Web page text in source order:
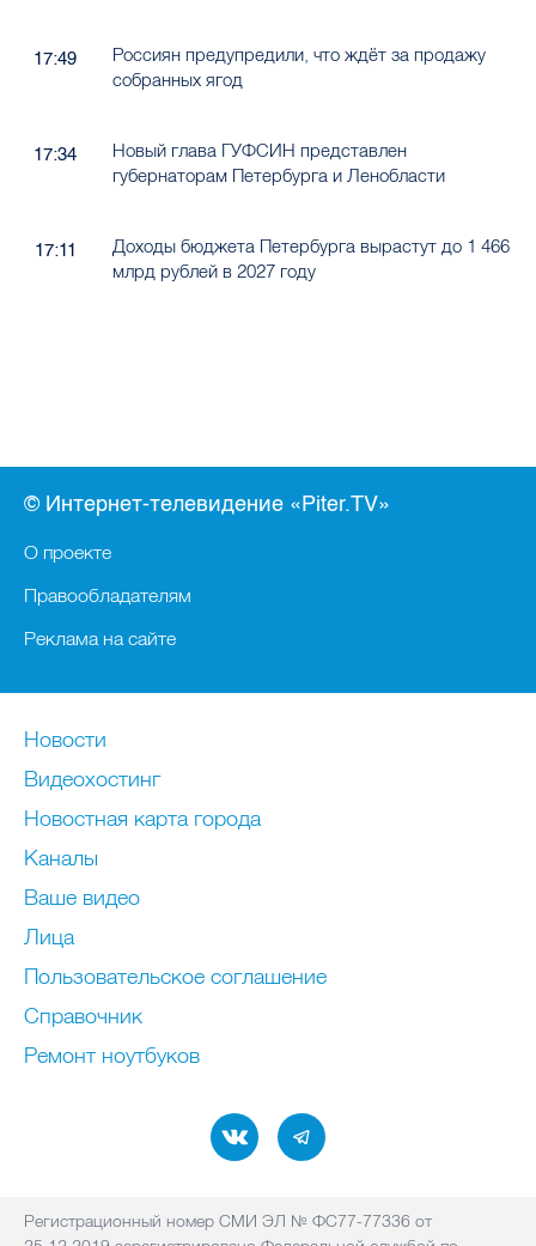
17:49
Россиян предупредили, что ждёт за продажу
собранных ягод
17:34
Новый глава ГУФСИН представлен
губернаторам Петербурга и Ленобласти
17:11
Доходы бюджета Петербурга вырастут до 1 466
млрд рублей в 2027 году
© Интернет-телевидение «Piter.TV»
О проекте
Правообладателям
Реклама на сайте
Новости
Видеохостинг
Новостная карта города
Каналы
Ваше видео
Лица
Пользовательское соглашение
Справочник
Ремонт нoутбуков
Регистрационный номер СМИ ЭЛ № ФС77-77336 от